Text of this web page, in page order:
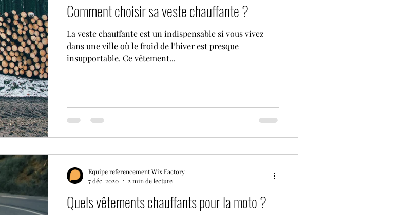
Comment choisir sa veste chauffante ?
La veste chauffante est un indispensable si vous vivez
dans une ville où le froid de l’hiver est presque
insupportable. Ce vêtement...
Quels vêtements chauffants pour la moto ?
Equipe referencement Wix Factory
7 déc. 2020
2 min de lecture